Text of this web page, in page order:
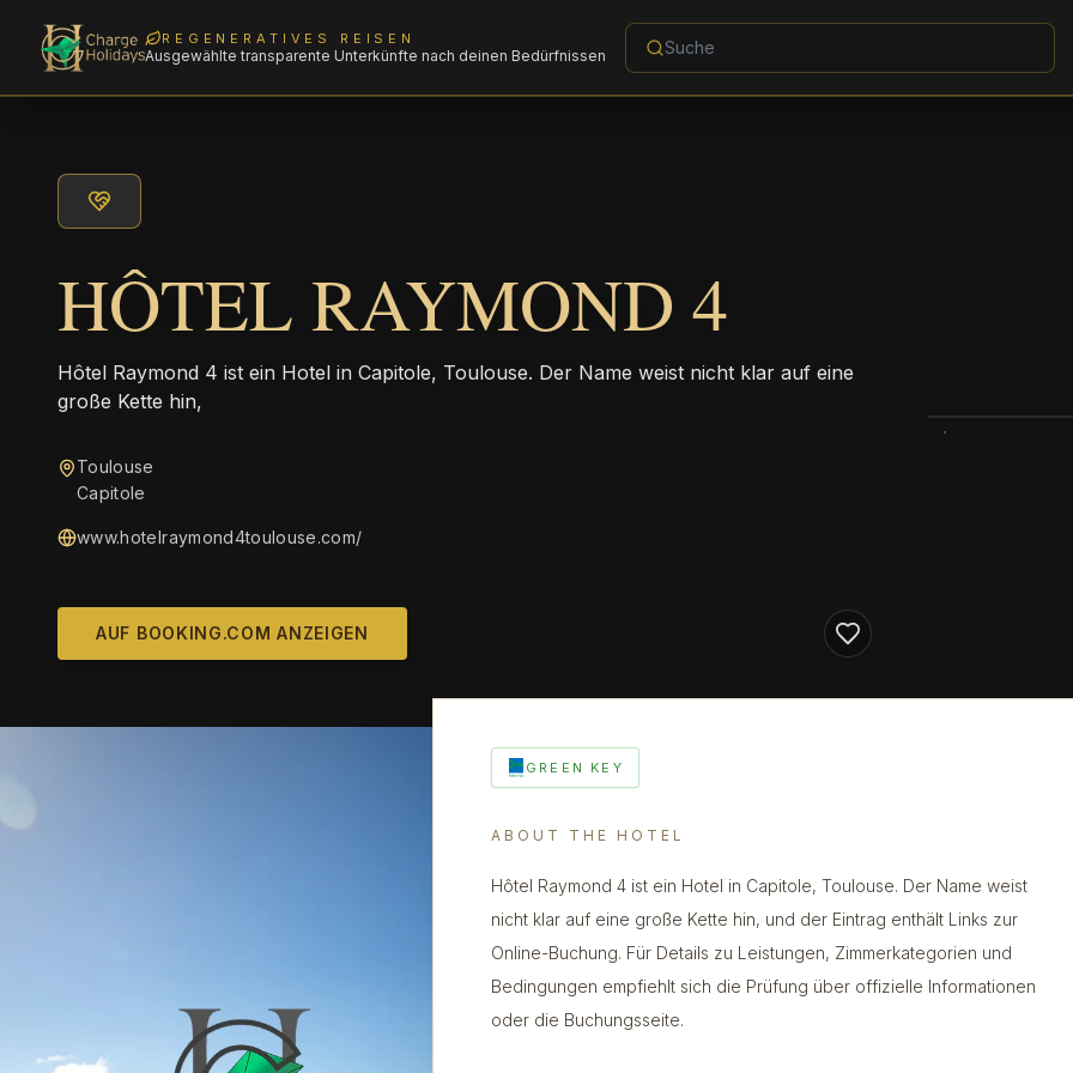
REGENERATIVES REISEN
Ausgewählte transparente Unterkünfte nach deinen Bedürfnissen
HÔTEL RAYMOND 4
Hôtel Raymond 4 ist ein Hotel in Capitole, Toulouse. Der Name weist nicht klar auf eine
große Kette hin,
Toulouse
Capitole
www.hotelraymond4toulouse.com/
AUF BOOKING.COM ANZEIGEN
GREEN KEY
ABOUT THE HOTEL
Hôtel Raymond 4 ist ein Hotel in Capitole, Toulouse. Der Name weist
nicht klar auf eine große Kette hin, und der Eintrag enthält Links zur
Online-Buchung. Für Details zu Leistungen, Zimmerkategorien und
Bedingungen empfiehlt sich die Prüfung über offizielle Informationen
oder die Buchungsseite.